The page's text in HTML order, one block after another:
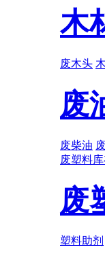
木
废木头
废
废柴油
废塑料
废
塑料助剂